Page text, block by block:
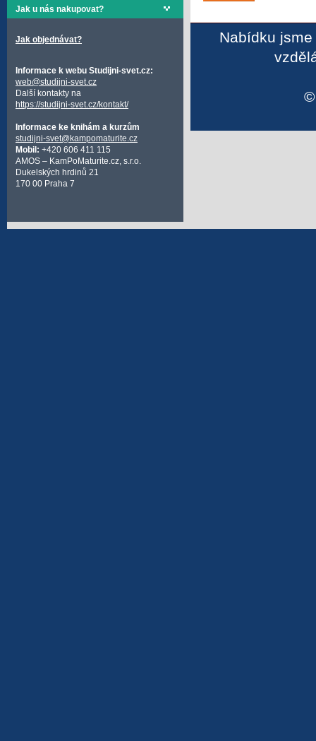
Jak u nás nakupovat?
Jak objednávat?
Informace k webu Studijni-svet.cz:
web@studijni-svet.cz
Další kontakty na
https://studijni-svet.cz/kontakt/
Informace ke knihám a kurzům
studijni-svet@kampomaturite.cz
Mobil: +420 606 411 115
AMOS – KamPoMaturite.cz, s.r.o.
Dukelských hrdinů 21
170 00 Praha 7
Nabídku